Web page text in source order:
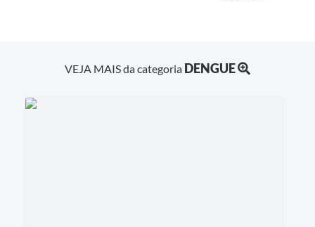
VEJA MAIS da categoria DENGUE